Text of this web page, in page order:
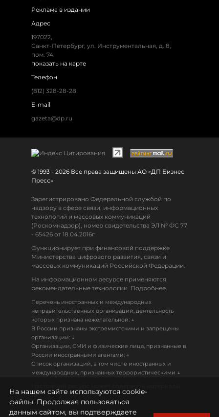
Реклама в издании
Адрес
197022,
Санкт-Петербург, ул. Инструментальная, д. 8,
пом. 74.
показать на карте
Телефон
(812) 328-28-28
E-mail
gazeta@dp.ru
© 1993 - 2026 Все права защищены АО «ДП Бизнес
Пресс»
Зарегистрировано Федеральной службой по
надзору в сфере связи, информационных
технологий и массовых коммуникаций
(Роскомнадзор), номер свидетельства ЭЛ № ФС 77
- 65426 от 18.04.2016г.
Функционирует при финансовой поддержке
Министерства цифрового развития, связи и
массовых коммуникаций Российской Федерации.
На информационном ресурсе применяются
рекомендательные технологии. Подробнее.
Перечень иностранных и международных
неправительственных организаций, деятельность
которых признана нежелательной: ↓
В России признаны экстремистскими и запрещены
организации: ↓
Организации, СМИ и физические лица, признанные в
России иностранными агентами: ↓
Список организаций, в том числе иностранных и
международных, признанных террористическими ↓
18+
Политика конфиденциальности
На нашем сайте используются cookie-
файлы. Продолжая пользоваться
данным сайтом, вы подтверждаете